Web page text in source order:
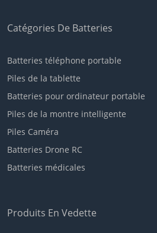
Catégories De Batteries
Batteries téléphone portable
Piles de la tablette
Batteries pour ordinateur portable
Piles de la montre intelligente
Piles Caméra
Batteries Drone RC
Batteries médicales
Produits En Vedette